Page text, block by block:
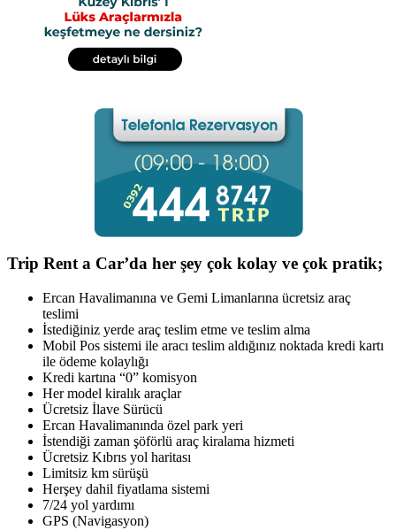
Trip Rent a Car’da her şey çok kolay ve çok pratik;
Ercan Havalimanına ve Gemi Limanlarına ücretsiz araç
teslimi
İstediğiniz yerde araç teslim etme ve teslim alma
Mobil Pos sistemi ile aracı teslim aldığınız noktada kredi kartı
ile ödeme kolaylığı
Kredi kartına “0” komisyon
Her model kiralık araçlar
Ücretsiz İlave Sürücü
Ercan Havalimanında özel park yeri
İstendiği zaman şöförlü araç kiralama hizmeti
Ücretsiz Kıbrıs yol haritası
Limitsiz km sürüşü
Herşey dahil fiyatlama sistemi
7/24 yol yardımı
GPS (Navigasyon)